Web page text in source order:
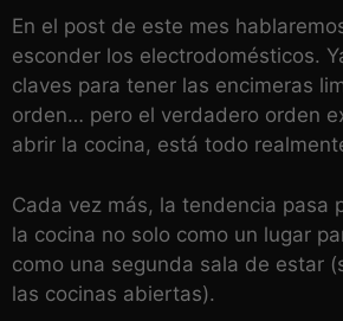
En el post de este mes
esconder los electrodomésticos.
claves para tener las encimeras
orden… pero el verdadero orden
abrir la cocina, está todo
Cada vez más, la tendencia pasa
la cocina no solo como un lugar
como una segunda sala de estar
las cocinas abiertas).